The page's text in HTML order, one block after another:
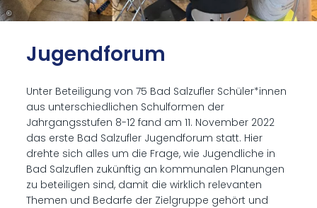
©
Ju­gend­fo­rum
Unter Beteiligung von 75 Bad Salzufler Schüler*innen
aus unterschiedlichen Schulformen der
Jahrgangsstufen 8-12 fand am 11. November 2022
das erste Bad Salzufler Jugendforum statt. Hier
drehte sich alles um die Frage, wie Jugendliche in
Bad Salzuflen zukünftig an kommunalen Planungen
zu beteiligen sind, damit die wirklich relevanten
Themen und Bedarfe der Zielgruppe gehört und